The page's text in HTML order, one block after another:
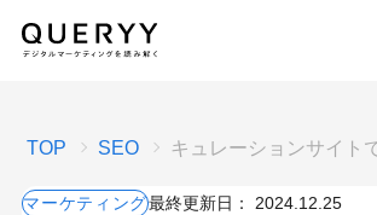
TOP SEO キュレーションサイト
マーケティング最終更新日： 2024.12.25